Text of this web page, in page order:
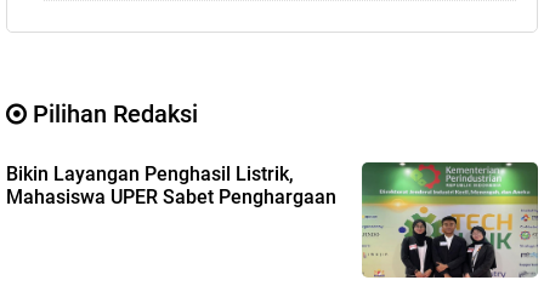
Pilihan Redaksi
Bikin Layangan Penghasil Listrik,
Mahasiswa UPER Sabet Penghargaan